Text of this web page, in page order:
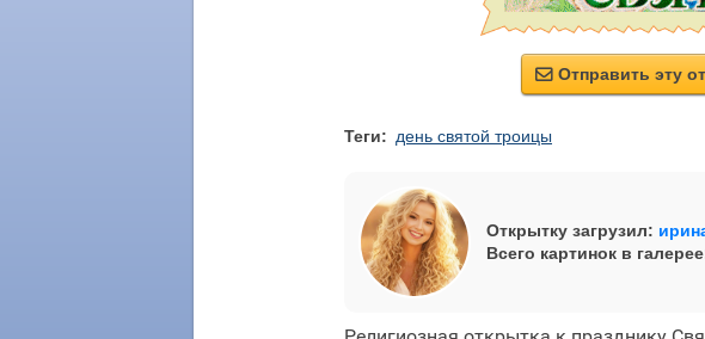
 Отправить эту
Теги: день святой троицы
Открытку загрузил:
Всего картинок в